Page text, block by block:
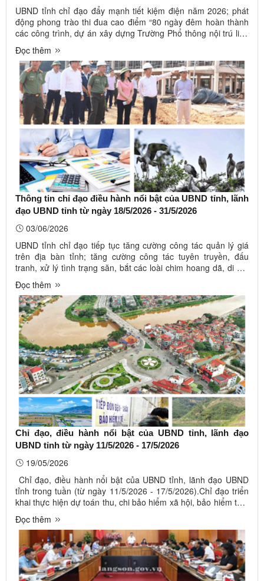
UBND tỉnh chỉ đạo đẩy mạnh tiết kiệm điện năm 2026; phát
động phong trào thi đua cao điểm “80 ngày đêm hoàn thành
các công trình, dự án xây dựng Trường Phổ thông nội trú liên
cấp Tiểu học và Trung học cơ sở tại các xã biên giới trên địa
bàn tỉnh Lạng Sơn giai đoạn I”; triển khai thực hiện Nghị ...
Đọc thêm
Thông tin chỉ đạo điều hành nổi bật của UBND tỉnh, lãnh
đạo UBND tỉnh từ ngày 18/5/2026 - 31/5/2026
03/06/2026
UBND tỉnh chỉ đạo tiếp tục tăng cường công tác quản lý giá
trên địa bàn tỉnh; tăng cường công tác tuyên truyền, đấu
tranh, xử lý tình trạng săn, bắt các loài chim hoang dã, di cư;
tiếp tục thực hiện phân cấp, uỷ quyền trong triển khai mô hình
chính quyền địa phương 02 cấp; chỉ đạo triển khai thực ...
Đọc thêm
Chỉ đạo, điều hành nổi bật của UBND tỉnh, lãnh đạo
UBND tỉnh từ ngày 11/5/2026 - 17/5/2026
19/05/2026
Chỉ đạo, điều hành nổi bật của UBND tỉnh, lãnh đạo UBND
tỉnh trong tuần (từ ngày 11/5/2026 - 17/5/2026).Chỉ đạo triển
khai thực hiện dự toán thu, chi bảo hiểm xã hội, bảo hiểm thất
nghiệp, bảo hiểm y tế năm 2026; Chỉ đạo triển khai thực hiện
Đề án tăng cường bồi dưỡng đội ngũ cán bộ, công chức ở ...
Đọc thêm